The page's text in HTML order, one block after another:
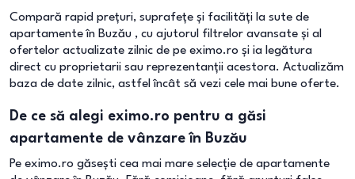
Compară rapid prețuri, suprafețe și facilități la sute de
apartamente în Buzău , cu ajutorul filtrelor avansate și al
ofertelor actualizate zilnic de pe eximo.ro și ia legătura
direct cu proprietarii sau reprezentanții acestora. Actualizăm
baza de date zilnic, astfel încât să vezi cele mai bune oferte.
De ce să alegi eximo.ro pentru a găsi
apartamente de vânzare în Buzău
Pe eximo.ro găsești cea mai mare selecție de apartamente